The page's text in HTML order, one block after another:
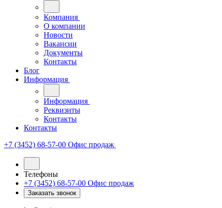
Компания
О компании
Новости
Вакансии
Документы
Контакты
Блог
Информация
Информация
Реквизиты
Контакты
Контакты
+7 (3452) 68-57-00 Офис продаж
Телефоны
+7 (3452) 68-57-00 Офис продаж
Заказать звонок